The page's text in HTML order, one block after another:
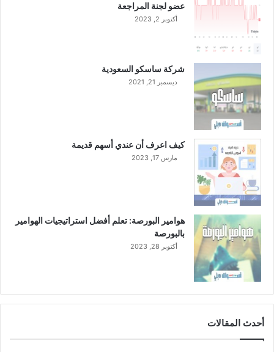
عضو لجنة المراجعة
أكتوبر 2, 2023
شركة ساسكو السعودية
ديسمبر 21, 2021
كيف اعرف أن عندي أسهم قديمة
مارس 17, 2023
هوامير البورصة: تعلم أفضل استراتيجيات الهوامير
بالبورصة
أكتوبر 28, 2023
أحدث المقالات